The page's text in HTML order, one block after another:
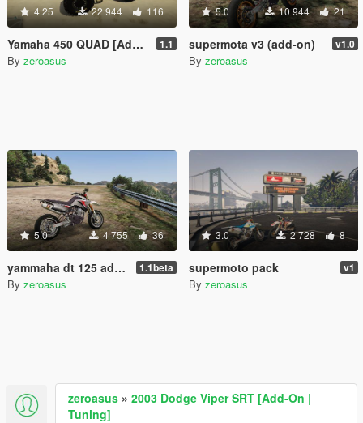
4.25 22 944 116
Yamaha 450 QUAD [Add-on] 1.1 1.1
By zeroasus
5.0 10 944 21
supermota v3 (add-on) v1.0
By zeroasus
5.0 4 755 36
yammaha dt 125 add-on 1.1beta
By zeroasus
3.0 2 728 8
supermoto pack v1
By zeroasus
zeroasus » 2003 Dodge Viper SRT [Add-On |
Tuning]